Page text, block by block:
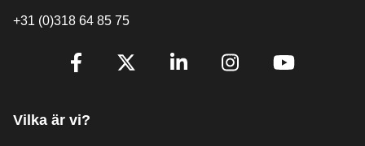
+31 (0)318 64 85 75
[_General:SocialMediaTitle]
Vilka är vi?